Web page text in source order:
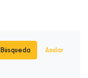
Búsqueda Anular